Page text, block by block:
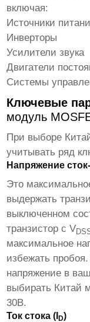
включая:
Источники
Инверторы
Усилители звука
Двигатели
Системы
Ключевые
модуль
При выборе
учитывать ряд
Напряжение
Это
выдержать
выключенном
транзистор с V
максимальное
избежать
напряжение в
выбирать Китай
30В.
Ток стока (ID)